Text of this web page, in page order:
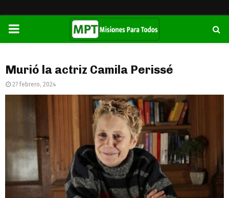
PRIMARY
Murió la actriz Camila Perissé
27 febrero, 2024